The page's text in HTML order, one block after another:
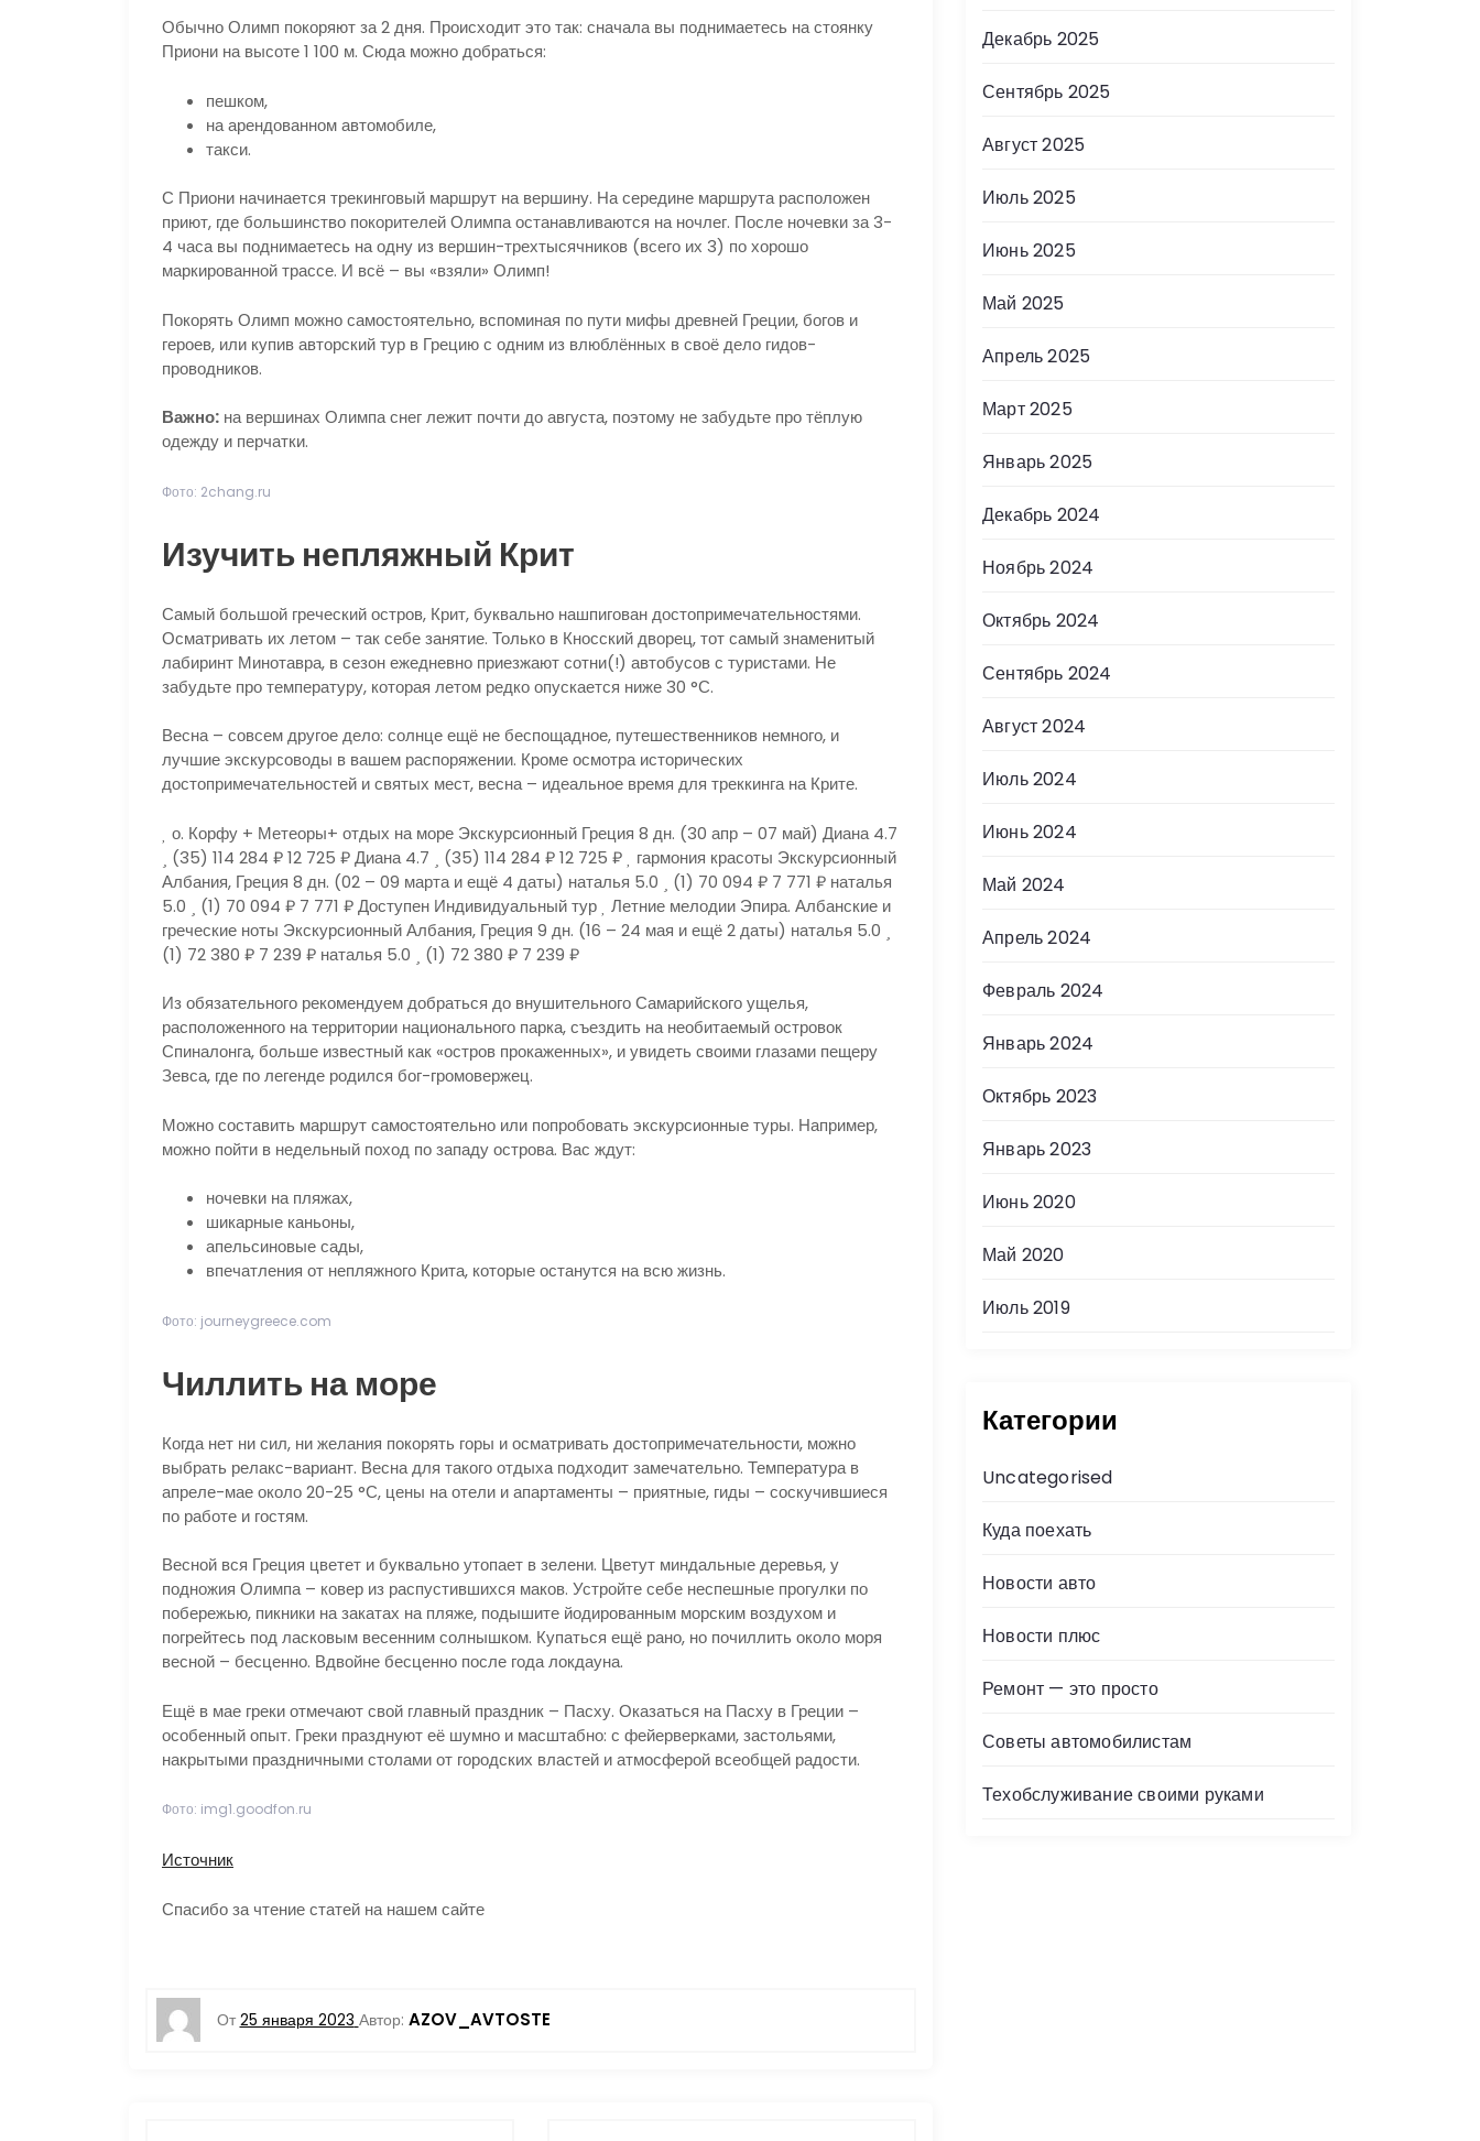
Обычно Олимп покоряют за 2 дня. Происходит это так: сначала вы поднимаетесь на стоянку
Приони на высоте 1 100 м. Сюда можно добраться:
пешком,
на арендованном автомобиле,
такси.
С Приони начинается трекинговый маршрут на вершину. На середине маршрута расположен
приют, где большинство покорителей Олимпа останавливаются на ночлег. После ночевки за 3-
4 часа вы поднимаетесь на одну из вершин-трехтысячников (всего их 3) по хорошо
маркированной трассе. И всё – вы «взяли» Олимп!
Покорять Олимп можно самостоятельно, вспоминая по пути мифы древней Греции, богов и
героев, или купив авторский тур в Грецию с одним из влюблённых в своё дело гидов-
проводников.
Важно: на вершинах Олимпа снег лежит почти до августа, поэтому не забудьте про тёплую
одежду и перчатки.
Фото: 2chang.ru
Изучить непляжный Крит
Самый большой греческий остров, Крит, буквально нашпигован достопримечательностями.
Осматривать их летом – так себе занятие. Только в Кносский дворец, тот самый знаменитый
лабиринт Минотавра, в сезон ежедневно приезжают сотни(!) автобусов с туристами. Не
забудьте про температуру, которая летом редко опускается ниже 30 °С.
Весна – совсем другое дело: солнце ещё не беспощадное, путешественников немного, и
лучшие экскурсоводы в вашем распоряжении. Кроме осмотра исторических
достопримечательностей и святых мест, весна – идеальное время для треккинга на Крите.
о. Корфу + Метеоры+ отдых на море Экскурсионный Греция 8 дн. (30 апр – 07 май) Диана 4.7
(35) 114 284 ₽12 725 ₽Диана 4.7 (35) 114 284 ₽12 725 ₽
гармония красоты Экскурсионный
Албания, Греция 8 дн. (02 – 09 марта и ещё 4 даты) наталья 5.0 (1) 70 094 ₽ 7 771 ₽ наталья
5.0
(1) 70 094 ₽ 7 771 ₽Доступен Индивидуальный тур
Летние мелодии Эпира. Албанские и
греческие ноты Экскурсионный Албания, Греция 9 дн. (16 – 24 мая и ещё 2 даты) наталья 5.0
(1) 72 380 ₽ 7 239 ₽ наталья 5.0 (1) 72 380 ₽ 7 239 ₽
Из обязательного рекомендуем добраться до внушительного Самарийского ущелья,
расположенного на территории национального парка, съездить на необитаемый островок
Спиналонга, больше известный как «остров прокаженных», и увидеть своими глазами пещеру
Зевса, где по легенде родился бог-громовержец.
Можно составить маршрут самостоятельно или попробовать экскурсионные туры. Например,
можно пойти в недельный поход по западу острова. Вас ждут:
ночевки на пляжах,
шикарные каньоны,
апельсиновые сады,
впечатления от непляжного Крита, которые останутся на всю жизнь.
Фото: journeygreece.com
Чиллить на море
Когда нет ни сил, ни желания покорять горы и осматривать достопримечательности, можно
выбрать релакс-вариант. Весна для такого отдыха подходит замечательно. Температура в
апреле-мае около 20-25 °С, цены на отели и апартаменты – приятные, гиды – соскучившиеся
по работе и гостям.
Весной вся Греция цветет и буквально утопает в зелени. Цветут миндальные деревья, у
подножия Олимпа – ковер из распустившихся маков. Устройте себе неспешные прогулки по
побережью, пикники на закатах на пляже, подышите йодированным морским воздухом и
погрейтесь под ласковым весенним солнышком. Купаться ещё рано, но почиллить около моря
весной – бесценно. Вдвойне бесценно после года локдауна.
Ещё в мае греки отмечают свой главный праздник – Пасху. Оказаться на Пасху в Греции –
особенный опыт. Греки празднуют её шумно и масштабно: с фейерверками, застольями,
накрытыми праздничными столами от городских властей и атмосферой всеобщей радости.
Фото: img1.goodfon.ru
Источник
Спасибо за чтение статей на нашем сайте
От 25 января 2023 Автор: AZOV_AVTOSTE
Декабрь 2025
Сентябрь 2025
Август 2025
Июль 2025
Июнь 2025
Май 2025
Апрель 2025
Март 2025
Январь 2025
Декабрь 2024
Ноябрь 2024
Октябрь 2024
Сентябрь 2024
Август 2024
Июль 2024
Июнь 2024
Май 2024
Апрель 2024
Февраль 2024
Январь 2024
Октябрь 2023
Январь 2023
Июнь 2020
Май 2020
Июль 2019
Категории
Uncategorised
Куда поехать
Новости авто
Новости плюс
Ремонт — это просто
Советы автомобилистам
Техобслуживание своими руками